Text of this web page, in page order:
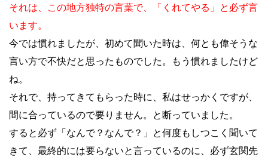
それは、この地方独特の言葉で、「くれてやる」と必ず言
います。
今では慣れましたが、初めて聞いた時は、何とも偉そうな
言い方で不快だと思ったものでした。もう慣れましたけど
ね。
それで、持ってきてもらった時に、私はせっかくですが、
間に合っているので要りません。と断っていました。
すると必ず「なんで？なんで？」と何度もしつこく聞いて
きて、最終的には要らないと言っているのに、必ず玄関先